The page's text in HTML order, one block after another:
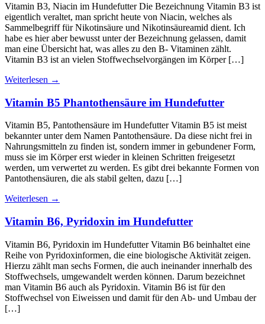
Vitamin B3, Niacin im Hundefutter Die Bezeichnung Vitamin B3 ist
eigentlich veraltet, man spricht heute von Niacin, welches als
Sammelbegriff für Nikotinsäure und Nikotinsäureamid dient. Ich
habe es hier aber bewusst unter der Bezeichnung gelassen, damit
man eine Übersicht hat, was alles zu den B- Vitaminen zählt.
Vitamin B3 ist an vielen Stoffwechselvorgängen im Körper […]
Weiterlesen →
Vitamin B5 Phantothensäure im Hundefutter
Vitamin B5, Pantothensäure im Hundefutter Vitamin B5 ist meist
bekannter unter dem Namen Pantothensäure. Da diese nicht frei in
Nahrungsmitteln zu finden ist, sondern immer in gebundener Form,
muss sie im Körper erst wieder in kleinen Schritten freigesetzt
werden, um verwertet zu werden. Es gibt drei bekannte Formen von
Pantothensäuren, die als stabil gelten, dazu […]
Weiterlesen →
Vitamin B6, Pyridoxin im Hundefutter
Vitamin B6, Pyridoxin im Hundefutter Vitamin B6 beinhaltet eine
Reihe von Pyridoxinformen, die eine biologische Aktivität zeigen.
Hierzu zählt man sechs Formen, die auch ineinander innerhalb des
Stoffwechsels, umgewandelt werden können. Darum bezeichnet
man Vitamin B6 auch als Pyridoxin. Vitamin B6 ist für den
Stoffwechsel von Eiweissen und damit für den Ab- und Umbau der
[…]